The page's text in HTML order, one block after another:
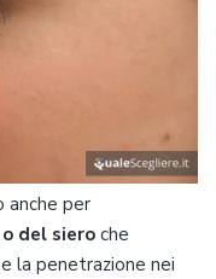
anche per
del sieroche
la penetrazione nei